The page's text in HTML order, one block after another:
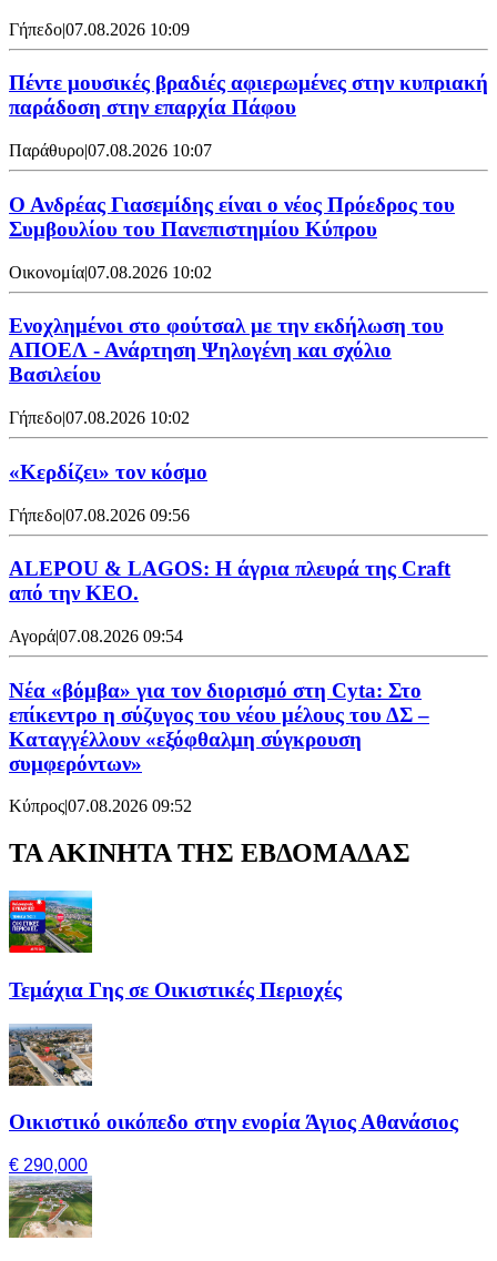
Γήπεδο|07.08.2026 10:09
Πέντε μουσικές βραδιές αφιερωμένες στην κυπριακή
παράδοση στην επαρχία Πάφου
Παράθυρο|07.08.2026 10:07
Ο Ανδρέας Γιασεμίδης είναι ο νέος Πρόεδρος του
Συμβουλίου του Πανεπιστημίου Κύπρου
Οικονομία|07.08.2026 10:02
Ενοχλημένοι στο φούτσαλ με την εκδήλωση του
ΑΠΟΕΛ - Ανάρτηση Ψηλογένη και σχόλιο
Βασιλείου
Γήπεδο|07.08.2026 10:02
«Κερδίζει» τον κόσμο
Γήπεδο|07.08.2026 09:56
ALEPOU & LAGOS: Η άγρια πλευρά της Craft
από την ΚΕΟ.
Αγορά|07.08.2026 09:54
Νέα «βόμβα» για τον διορισμό στη Cyta: Στο
επίκεντρο η σύζυγος του νέου μέλους του ΔΣ –
Καταγγέλλουν «εξόφθαλμη σύγκρουση
συμφερόντων»
Κύπρος|07.08.2026 09:52
ΤΑ ΑΚΙΝΗΤΑ ΤΗΣ ΕΒΔΟΜΑΔΑΣ
Τεμάχια Γης σε Οικιστικές Περιοχές
Οικιστικό οικόπεδο στην ενορία Άγιος Αθανάσιος
€ 290,000